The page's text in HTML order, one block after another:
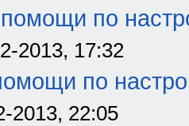
по
2013, 17:32
по
2013, 22:05